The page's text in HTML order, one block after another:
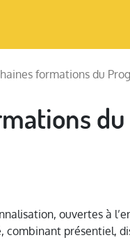
formations du
ouvertes à
combinant présentiel,